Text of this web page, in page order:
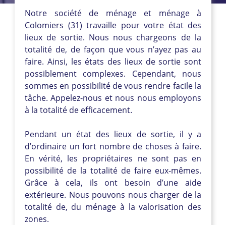
Notre société de ménage et ménage à
Colomiers (31) travaille pour votre état des
lieux de sortie. Nous nous chargeons de la
totalité de, de façon que vous n’ayez pas au
faire. Ainsi, les états des lieux de sortie sont
possiblement complexes. Cependant, nous
sommes en possibilité de vous rendre facile la
tâche. Appelez-nous et nous nous employons
à la totalité de efficacement.
Pendant un état des lieux de sortie, il y a
d’ordinaire un fort nombre de choses à faire.
En vérité, les propriétaires ne sont pas en
possibilité de la totalité de faire eux-mêmes.
Grâce à cela, ils ont besoin d’une aide
extérieure. Nous pouvons nous charger de la
totalité de, du ménage à la valorisation des
zones.